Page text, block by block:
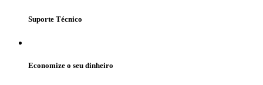
Suporte Técnico
Economize o seu dinheiro